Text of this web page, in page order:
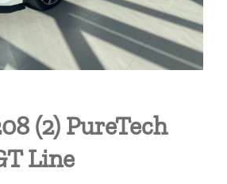
(2) PureTech
Line